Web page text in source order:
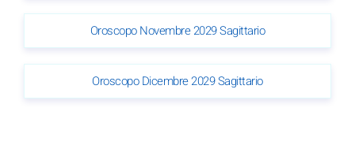
Oroscopo Novembre 2029 Sagittario
Oroscopo Dicembre 2029 Sagittario